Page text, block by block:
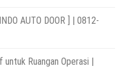
AUTO DOOR ] | 0812-
Ruangan Operasi |